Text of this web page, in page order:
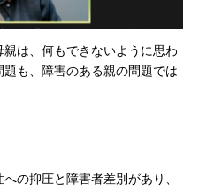
は、何もできないように思わ
も、障害のある親の問題では
の抑圧と障害者差別があり、